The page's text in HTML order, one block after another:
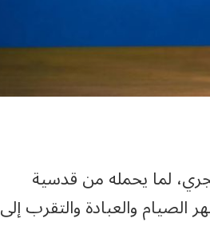
لما يحمله من قدسية
والعبادة والتقرب إلى